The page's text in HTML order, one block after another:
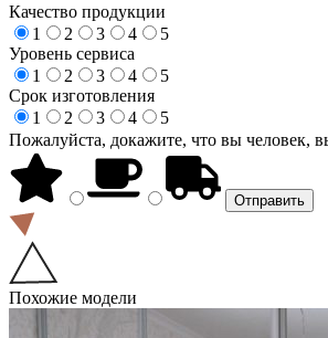
Качество продукции
1
2 3 4
5
Уровень сервиса
1
2 3 4
5
Срок изготовления
1
2 3 4
5
Пожалуйста, докажите, что вы человек,
Похожие модели